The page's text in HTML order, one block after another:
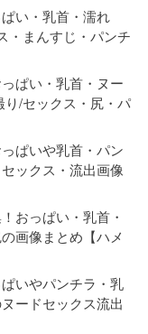
い・乳首・濡れ
・まんすじ・パンチ
ぱい・乳首・ヌー
り/セックス・尻・パ
ぱいや乳首・パン
ックス・流出画像
おっぱい・乳首・
画像まとめ【ハメ
いやパンチラ・乳
ードセックス流出